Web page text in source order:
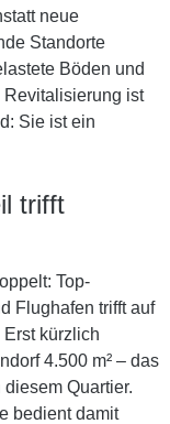
neue
Standorte
Böden und
Revitalisierung ist
Sie ist ein
trifft
Top-
Flughafen trifft auf
kürzlich
4.500 m² – das
Quartier.
bedient damit